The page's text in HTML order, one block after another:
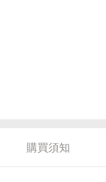
購買須知